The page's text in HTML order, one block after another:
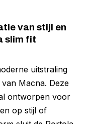
van stijl en
slim fit
uitstraling
Macna. Deze
ontworpen voor
op stijl of